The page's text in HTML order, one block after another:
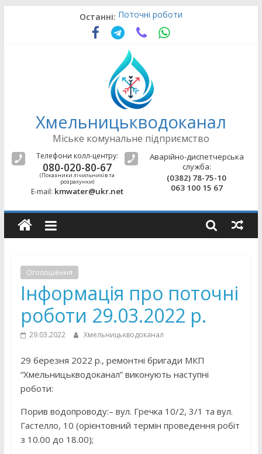
Останні: Поточні роботи
Поточні роботи
Поточні роботи
Поточні роботи
Поточні роботи
Хмельницькводоканал
Міське комунальне підприємство
Телефони колл-центру:
080-020-80-67
(Показники лічильників та
розрахунки)
E-mail: kmwater@ukr.net
Аварійно-диспетчерська
служба:
(0382) 78-75-10
063 100 15 67
Оголошення
Інформація про поточні
роботи 29.03.2022 р.
29.03.2022 Хмельницькводоканал
29 березня 2022 р., ремонтні бригади МКП
“Хмельницькводоканал” виконують наступні
роботи:
Порив водопроводу:– вул. Гречка 10/2, 3/1 та вул.
Гастелло, 10 (орієнтовний термін проведення робіт
з 10.00 до 18.00);